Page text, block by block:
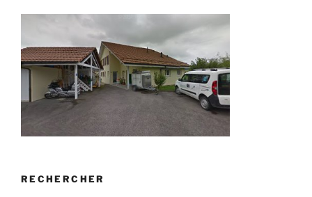
RECHERCHER